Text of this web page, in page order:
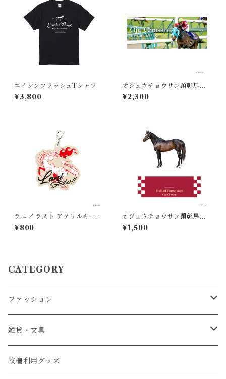
エイシンフラッシュTシャツ
¥3,800
オジュウチョウサン顕彰馬記
念 フェイスタオル
¥2,300
ラニ イラスト アクリルキーホ
ルダー
¥800
オジュウチョウサン顕彰馬記
念 アクリルスタンド
¥1,500
CATEGORY
ファッション
服・アパレル
キャップ・帽子
雑貨・文具
タオル
牧柵利用グッズ